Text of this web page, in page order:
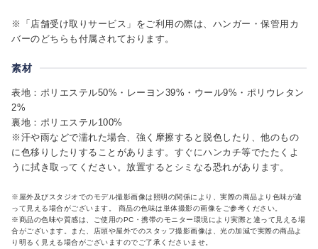
※「店舗受け取りサービス」をご利用の際は、ハンガー・保管用カ
バーのどちらも付属されております。
素材
表地：ポリエステル50%・レーヨン39%・ウール9%・ポリウレタン
2%
裏地：ポリエステル100%
※汗や雨などで濡れた場合、強く摩擦すると脱色したり、他のもの
に色移りしたりすることがあります。すぐにハンカチ等でたたくよ
うに拭き取ってください。放置するとシミなる恐れがあります。
※屋外及びスタジオでのモデル撮影画像は照明の関係により、実際の商品より色味が違
って見える場合がございます。 商品の色味は単体撮影の画像をご参考ください。
※商品の色味や質感は、ご使用のPC・携帯のモニター環境により実際と違って見える場
合がございます。また、店頭や屋外でのスタッフ撮影画像は、光の加減で実際の商品よ
り明るく見える場合がございますのでご了承くださいませ。